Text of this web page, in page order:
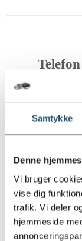
Samtykke
Denne
Vi bruger
vise dig
trafik. Vi deler
hjemmeside
Telefon
har spørgsmål
Vælg*
Privat
Erhverv
CVR-Nummer